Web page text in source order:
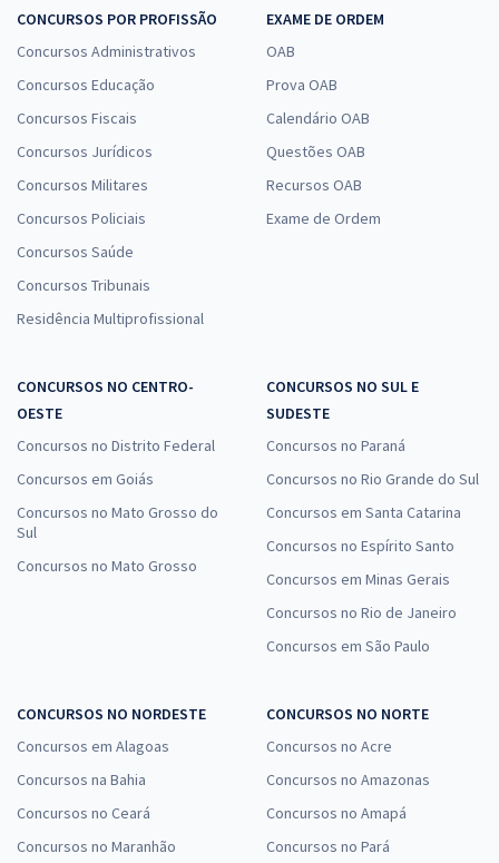
CONCURSOS POR PROFISSÃO
Concursos Administrativos
Concursos Educação
Concursos Fiscais
Concursos Jurídicos
Concursos Militares
Concursos Policiais
Concursos Saúde
Concursos Tribunais
Residência Multiprofissional
EXAME DE ORDEM
OAB
Prova OAB
Calendário OAB
Questões OAB
Recursos OAB
Exame de Ordem
CONCURSOS NO CENTRO-
OESTE
Concursos no Distrito Federal
Concursos em Goiás
Concursos no Mato Grosso do
Sul
Concursos no Mato Grosso
CONCURSOS NO SUL E
SUDESTE
Concursos no Paraná
Concursos no Rio Grande do Sul
Concursos em Santa Catarina
Concursos no Espírito Santo
Concursos em Minas Gerais
Concursos no Rio de Janeiro
Concursos em São Paulo
CONCURSOS NO NORDESTE
Concursos em Alagoas
Concursos na Bahia
Concursos no Ceará
Concursos no Maranhão
CONCURSOS NO NORTE
Concursos no Acre
Concursos no Amazonas
Concursos no Amapá
Concursos no Pará